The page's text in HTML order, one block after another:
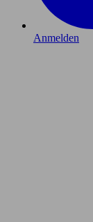
Anmelden